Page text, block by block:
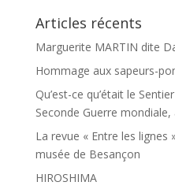
Articles récents
Marguerite MARTIN dite
Hommage aux sapeurs-
Qu’est-ce qu’était le
Seconde Guerre mondiale,
La revue « Entre les lignes
musée de Besançon
HIROSHIMA